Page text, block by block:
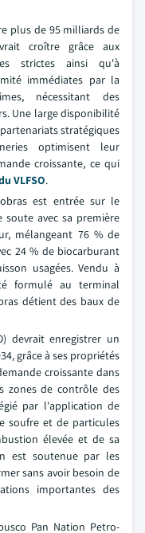
plus de 95 milliards de
croître grâce aux
strictes ainsi qu'à
immédiates par la
nécessitant des
Une large disponibilité
stratégiques
optimisent leur
croissante, ce qui
VLFSO.
est entrée sur le
soute avec sa première
mélangeant 76 % de
24 % de biocarburant
usagées. Vendu à
formulé au terminal
détient des baux de
devrait enregistrer un
grâce à ses propriétés
croissante dans
zones de contrôle des
par l'application de
soufre et de particules
élevée et de sa
est soutenue par les
sans avoir besoin de
importantes des
Pan Nation Petro-